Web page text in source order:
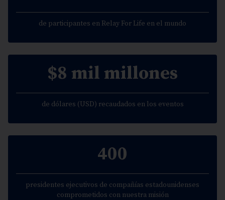
de participantes en Relay For Life en el mundo
$8 mil millones
de dólares (USD) recaudados en los eventos
400
presidentes ejecutivos de compañías estadounidenses
comprometidos con nuestra misión